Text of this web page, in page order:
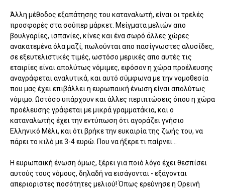
Άλλη μέθοδος εξαπάτησης του καταναλωτή, είναι οι τρελές
προσφορές στα σούπερ μάρκετ. Μείγματα μελιών απο
βουλγαρίες, ισπανίες, κίνες και ένα σωρό άλλες χώρες
ανακατεμένα όλα μαζί, πωλούνται απο πασίγνωστες αλυσίδες,
σε εξευτελιστικές τιμές, ωστόσο μερικές απο αυτές τις
εταιρίες είναι απολύτως νόμιμες, εφόσον η χώρα προέλευσης
αναγράφεται αναλυτικά, και αυτό σύμφωνα με την νομοθεσία
που μας έχει επιβάλλει η ευρωπαική ένωση είναι απολύτως
νόμιμο. Ωστόσο υπάρχουν και άλλες περιπτώσεις όπου η χώρα
προέλευσης γράφεται με μικρά γραμματάκια, και ο
καταναλωτής έχει την εντύπωση ότι αγοράζει γνήσιο
Ελληνικό Μέλι, και ότι βρήκε την ευκαιρία της ζωής του, να
πάρει το κιλό με 3-4 ευρώ. Που να ήξερε τι παίρνει...
Η ευρωπαική ένωση όμως, ξέρει για ποιό λόγο έχει θεσπίσει
αυτούς τους νόμους, δηλαδή να εισάγονται - εξάγονται
απεριοριστες ποσότητες μελιού! Όπως ερεύνησε η Ορεινή